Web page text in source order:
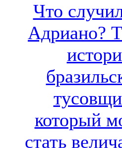
Что
Адриано?
который
стать